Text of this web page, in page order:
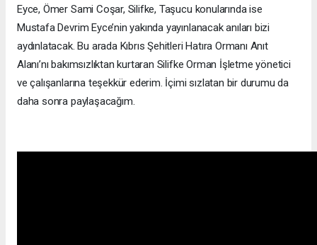
Eyce, Ömer Sami Coşar, Silifke, Taşucu konularında ise
Mustafa Devrim Eyce’nin yakında yayınlanacak anıları bizi
aydınlatacak. Bu arada Kıbrıs Şehitleri Hatıra Ormanı Anıt
Alanı’nı bakımsızlıktan kurtaran Silifke Orman İşletme yönetici
ve çalışanlarına teşekkür ederim. İçimi sızlatan bir durumu da
daha sonra paylaşacağım.